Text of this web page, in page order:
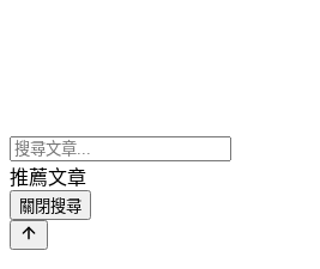
推薦文章
關閉搜尋